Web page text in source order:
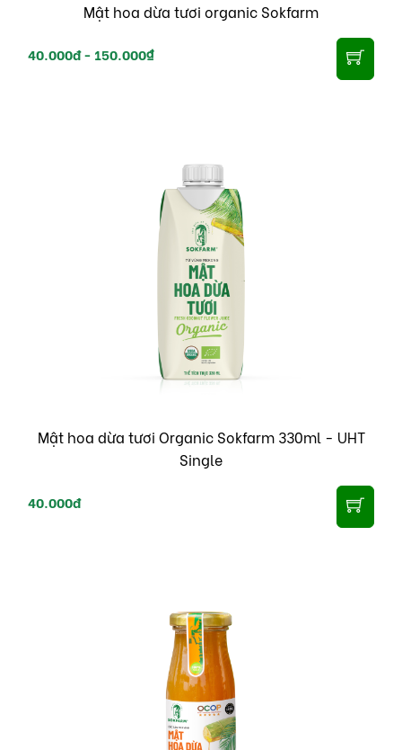
Mật hoa dừa tươi organic Sokfarm
40.000đ - 150.000₫
Mật hoa dừa tươi Organic Sokfarm 330ml - UHT
Single
40.000đ